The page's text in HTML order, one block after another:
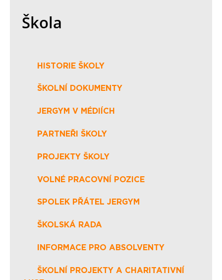
Škola
HISTORIE ŠKOLY
ŠKOLNÍ DOKUMENTY
JERGYM V MÉDIÍCH
PARTNEŘI ŠKOLY
PROJEKTY ŠKOLY
VOLNÉ PRACOVNÍ POZICE
SPOLEK PŘÁTEL JERGYM
ŠKOLSKÁ RADA
INFORMACE PRO ABSOLVENTY
ŠKOLNÍ PROJEKTY A CHARITATIVNÍ